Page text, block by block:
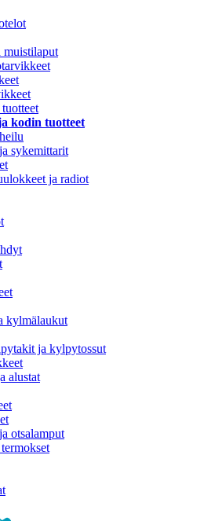
kodin tuotteet
sykemittarit
ja radiot
kylmälaukut
ja kylpytossut
alustat
otsalamput